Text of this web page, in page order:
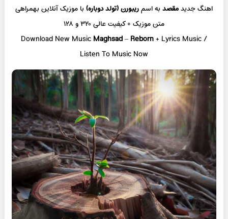
اهنگ جدیدمقصدبه اسمریبورن (تولد دوباره)با موزیک آنلاینبهمراهی
متن موزیک + کیفیت عالی ۳۲۰ و ۱۲۸
Download New Music Maghsad– Reborn+ Lyrics Music /
Listen To Music Now